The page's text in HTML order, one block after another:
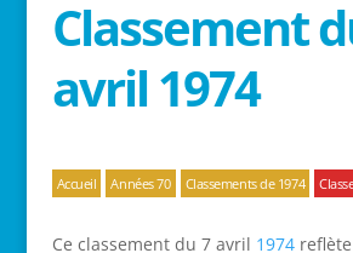
Classement
avril 1974
Accueil Années 70 Classements de 1974
Ce classement du 7 avril 1974